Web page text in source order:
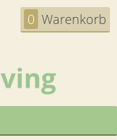
0 Warenkorb